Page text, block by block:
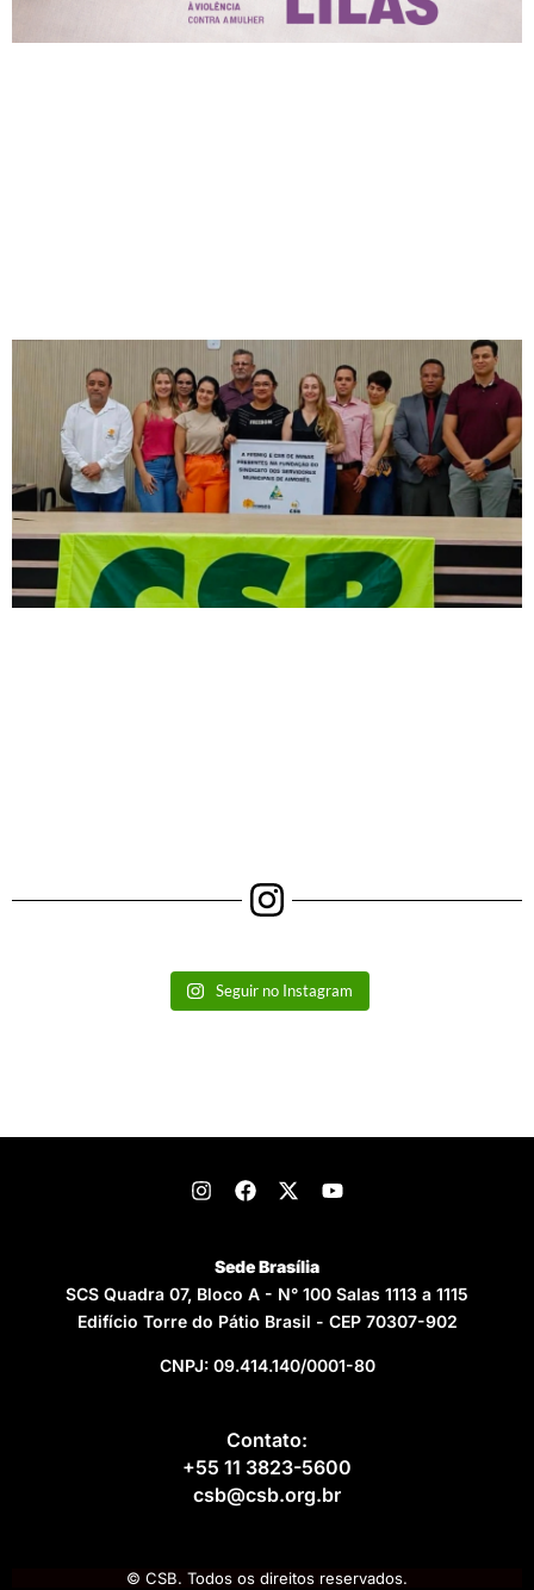
Seguir no Instagram
Sede Brasília
SCS Quadra 07, Bloco A - N° 100 Salas 1113 a 1115
Edifício Torre do Pátio Brasil - CEP 70307-902
CNPJ: 09.414.140/0001-80
Contato:
+55 11 3823-5600
csb@csb.org.br
© CSB. Todos os direitos reservados.